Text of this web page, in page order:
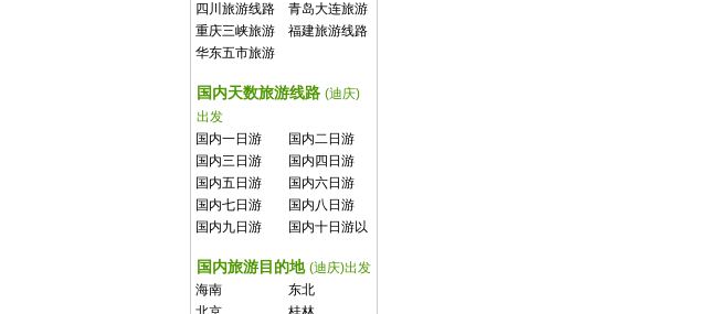
四川旅游线路
青岛大连旅游
线路
重庆三峡旅游
线路
福建旅游线路
华东五市旅游
国内天数旅游线路 (迪庆)
出发
国内一日游
国内二日游
国内三日游
国内四日游
国内五日游
国内六日游
国内七日游
国内八日游
国内九日游
国内十日游以
国内旅游目的地 (迪庆)出发
海南
东北